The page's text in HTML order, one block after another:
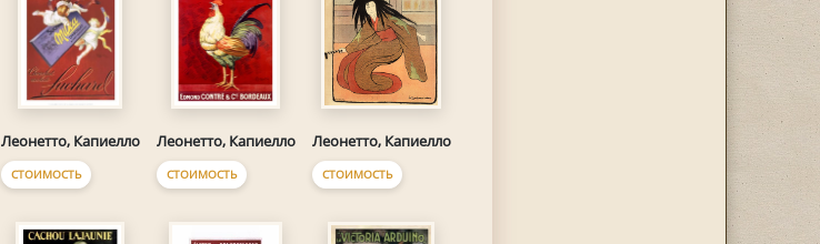
Леонетто, Капиелло
СТОИМОСТЬ
Леонетто, Капиелло
СТОИМОСТЬ
Леонетто, Капиелло
СТОИМОСТЬ